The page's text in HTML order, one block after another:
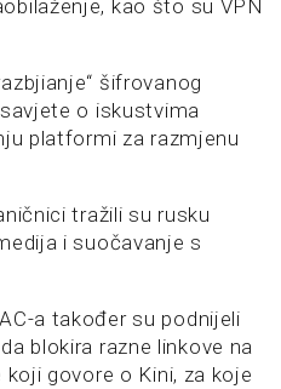
kao što su VPN
šifrovanog
o iskustvima
platformi za razmjenu
tražili su rusku
i suočavanje s
a također su podnijeli
blokira razne linkove na
govore o Kini, za koje